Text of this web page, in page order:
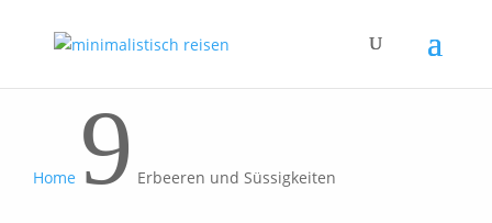
Home 9 Erbeeren und Süssigkeiten